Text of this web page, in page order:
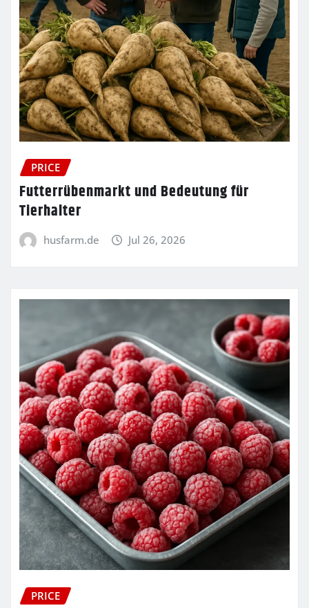
PRICE
Futterrübenmarkt und Bedeutung für
Tierhalter
husfarm.de Jul 26, 2026
PRICE